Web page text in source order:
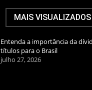
MAIS VISUALIZADOS
Entenda a importância da
títulos para o Brasil
julho 27, 2026